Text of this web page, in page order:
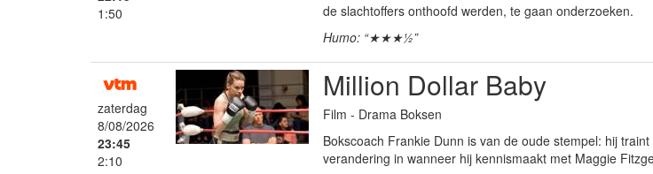
1:50
de slachtoffers onthoofd werden, te gaan onderzoeken.
Humo: “★★★½”
zaterdag
8/08/2026
23:45
2:10
Million Dollar Baby
Film - Drama Boksen
Bokscoach Frankie Dunn is van de oude stempel: hij
verandering in wanneer hij kennismaakt met Maggie